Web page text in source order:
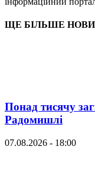
ЩЕ БІЛЬШЕ
Понад тисячу
Радомишлі
07.08.2026 - 18:00